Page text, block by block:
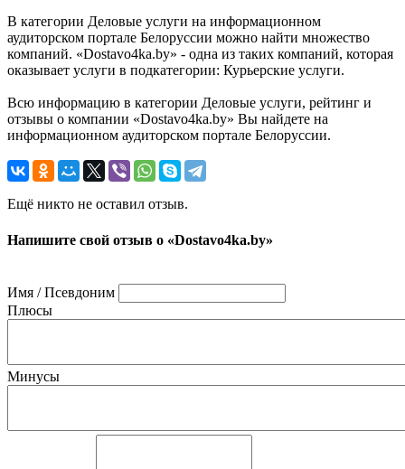
В категории Деловые услуги на информационном
аудиторском портале Белоруссии можно найти множество
компаний. «Dostavo4ka.by» - одна из таких компаний, которая
оказывает услуги в подкатегории: Курьерские услуги.
Всю информацию в категории Деловые услуги, рейтинг и
отзывы о компании «Dostavo4ka.by» Вы найдете на
информационном аудиторском портале Белоруссии.
Ещё никто не оставил отзыв.
Напишите свой отзыв о «Dostavo4ka.by»
Имя / Псевдоним
Плюсы
Минусы